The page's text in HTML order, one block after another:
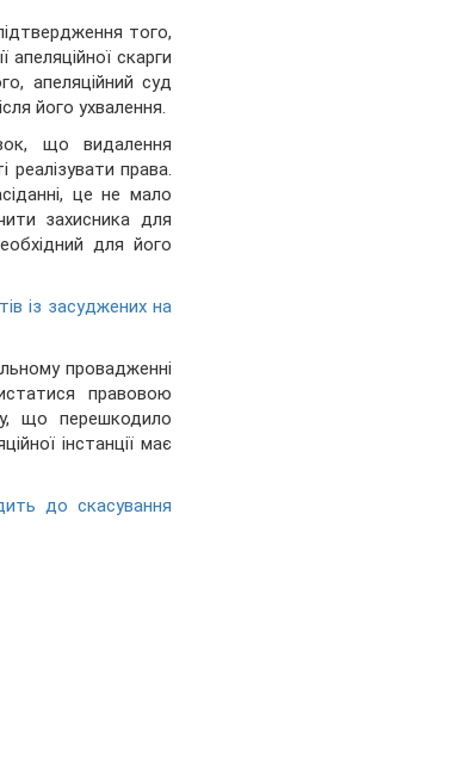
того,
скарги
апеляційний суд
його ухвалення.
що видалення
права.
це не мало
захисника для
для його
із засуджених на
провадженні
правовою
що перешкодило
інстанції має
до скасування